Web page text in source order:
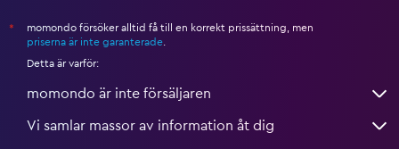
*
momondo försöker alltid få till en korrekt prissättning, men
priserna är inte garanterade
Detta är varför:
momondo är inte försäljaren
Vi samlar massor av information åt dig